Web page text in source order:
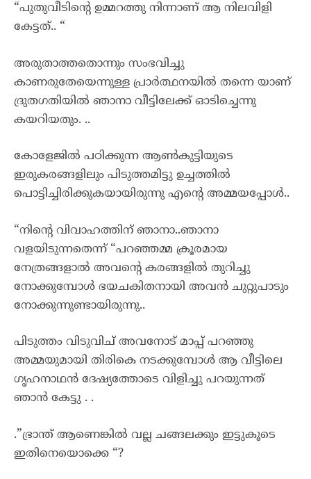
“പുതുവീടിന്റെ ഉമ്മറത്തു നിന്നാണ് ആ നിലവിളി
കേട്ടത്.. “
അരുതാത്തതൊന്നും സംഭവിച്ചു
കാണരുതേയെന്നുള്ള പ്രാർത്ഥനയിൽ തന്നെ യാണ്
ദ്രുതഗതിയിൽ ഞാനാ വീട്ടിലേക്ക് ഓടിച്ചെന്നു
കയറിയതും. ..
കോളേജിൽ പഠിക്കുന്ന ആൺകുട്ടിയുടെ
ഇരുകരങ്ങളിലും പിടുത്തമിട്ടു ഉച്ചത്തിൽ
പൊട്ടിച്ചിരിക്കുകയായിരുന്നു എന്റെ അമ്മയപ്പോൾ..
“നിന്റെ വിവാഹത്തിന് ഞാനാ..ഞാനാ
വളയിടുന്നതെന്ന് “പറഞ്ഞമ്മ ക്രൂരമായ
നേത്രങ്ങളാൽ അവന്റെ കരങ്ങളിൽ തുറിച്ചു
നോക്കുമ്പോൾ ഭയചകിതനായി അവൻ ചുറ്റുപാടും
നോക്കുന്നുണ്ടായിരുന്നു..
പിടുത്തം വിടുവിച് അവനോട് മാപ്പ് പറഞ്ഞു
അമ്മയുമായി തിരികെ നടക്കുമ്പോൾ ആ വീട്ടിലെ
ഗൃഹനാഥൻ ദേഷ്യത്തോടെ വിളിച്ചു പറയുന്നത്
ഞാൻ കേട്ടു . .
.”ഭ്രാന്ത് ആണെങ്കിൽ വല്ല ചങ്ങലക്കും ഇട്ടുകൂടെ
ഇതിനെയൊക്കെ “?